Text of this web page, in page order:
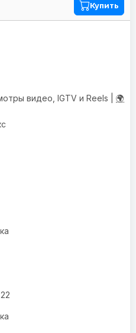
Купить
видео, IGTV и Reels | 🌍